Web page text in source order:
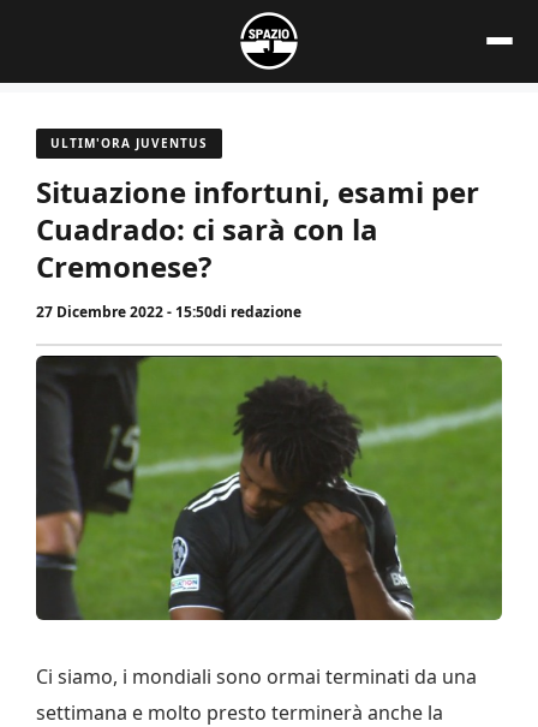
contenuto
ULTIM'ORA JUVENTUS
Situazione infortuni, esami per
Cuadrado: ci sarà con la
Cremonese?
27 Dicembre 2022 - 15:50di redazione
Ci siamo, i mondiali sono ormai terminati da una
settimana e molto presto terminerà anche la